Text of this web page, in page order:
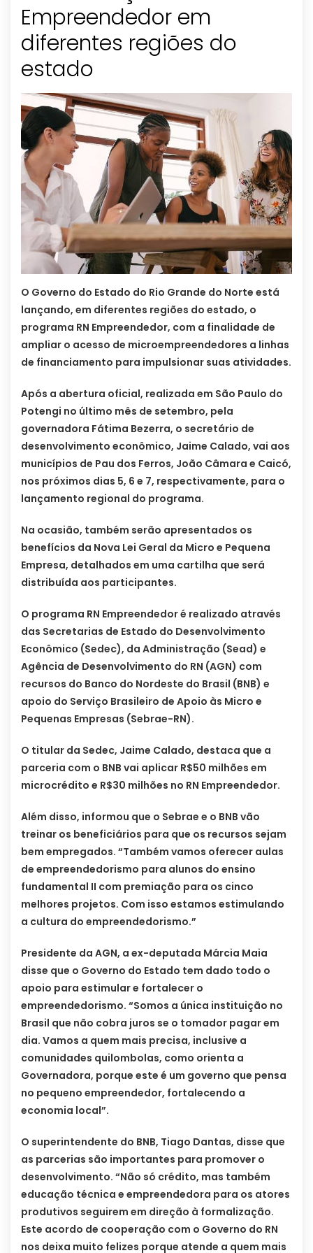
Empreendedor em
diferentes regiões do
estado
O Governo do Estado do Rio Grande do Norte está
lançando, em diferentes regiões do estado, o
programa RN Empreendedor, com a finalidade de
ampliar o acesso de microempreendedores a linhas
de financiamento para impulsionar suas atividades.
Após a abertura oficial, realizada em São Paulo do
Potengi no último mês de setembro, pela
governadora Fátima Bezerra, o secretário de
desenvolvimento econômico, Jaime Calado, vai aos
municípios de Pau dos Ferros, João Câmara e Caicó,
nos próximos dias 5, 6 e 7, respectivamente, para o
lançamento regional do programa.
Na ocasião, também serão apresentados os
benefícios da Nova Lei Geral da Micro e Pequena
Empresa, detalhados em uma cartilha que será
distribuída aos participantes.
O programa RN Empreendedor é realizado através
das Secretarias de Estado do Desenvolvimento
Econômico (Sedec), da Administração (Sead) e
Agência de Desenvolvimento do RN (AGN) com
recursos do Banco do Nordeste do Brasil (BNB) e
apoio do Serviço Brasileiro de Apoio às Micro e
Pequenas Empresas (Sebrae-RN).
O titular da Sedec, Jaime Calado, destaca que a
parceria com o BNB vai aplicar R$50 milhões em
microcrédito e R$30 milhões no RN Empreendedor.
Além disso, informou que o Sebrae e o BNB vão
treinar os beneficiários para que os recursos sejam
bem empregados. “Também vamos oferecer aulas
de empreendedorismo para alunos do ensino
fundamental II com premiação para os cinco
melhores projetos. Com isso estamos estimulando
a cultura do empreendedorismo.”
Presidente da AGN, a ex-deputada Márcia Maia
disse que o Governo do Estado tem dado todo o
apoio para estimular e fortalecer o
empreendedorismo. “Somos a única instituição no
Brasil que não cobra juros se o tomador pagar em
dia. Vamos a quem mais precisa, inclusive a
comunidades quilombolas, como orienta a
Governadora, porque este é um governo que pensa
no pequeno empreendedor, fortalecendo a
economia local”.
O superintendente do BNB, Tiago Dantas, disse que
as parcerias são importantes para promover o
desenvolvimento. “Não só crédito, mas também
educação técnica e empreendedora para os atores
produtivos seguirem em direção à formalização.
Este acordo de cooperação com o Governo do RN
nos deixa muito felizes porque atende a quem mais